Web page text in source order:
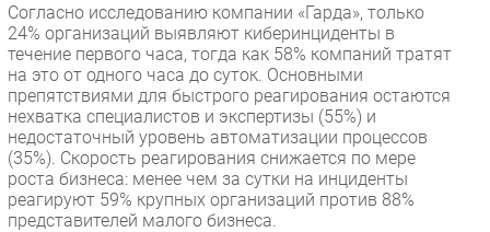
Интервью
Мероприятия
Проекты
IT класс
Тестовый стенд
Каталог компаний
Согласно исследованию компании «Гарда», только
24% организаций выявляют киберинциденты в
течение первого часа, тогда как 58% компаний тратят
на это от одного часа до суток. Основными
препятствиями для быстрого реагирования остаются
нехватка специалистов и экспертизы (55%) и
недостаточный уровень автоматизации процессов
(35%). Скорость реагирования снижается по мере
роста бизнеса: менее чем за сутки на инциденты
реагируют 59% крупных организаций против 88%
представителей малого бизнеса.